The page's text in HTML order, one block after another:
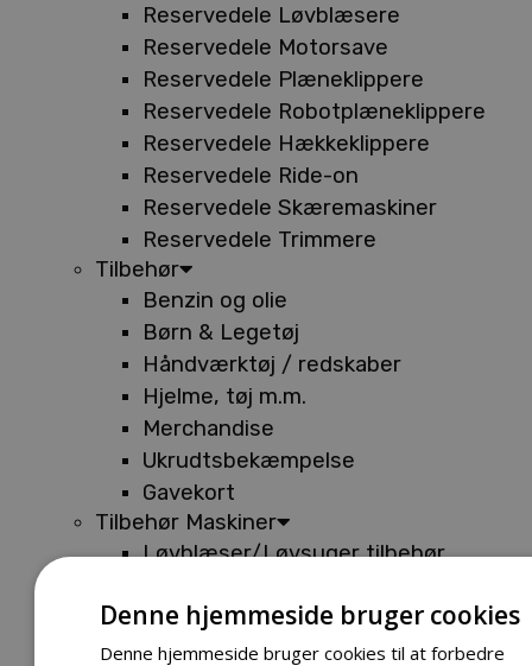
Reservedele Løvblæsere
Reservedele Motorsave
Reservedele Plæneklippere
Reservedele Robotplæneklippere
Reservedele Hækkeklippere
Reservedele Ride-on
Reservedele Skæremaskiner
Reservedele Trimmere
Tilbehør
Benzin og olie
Børn & Legetøj
Håndværktøj / redskaber
Hjelme, tøj m.m.
Merchandise
Ukrudtsbekæmpelse
Gavekort
Tilbehør Maskiner
Løvblæser/Løvsuger tilbehør
Tilbehør Buskryddere og Trimmere
Tilbehør Entreprenørudstyr
Denne hjemmeside bruger cookies
Denne hjemmeside bruger cookies til at forbedre